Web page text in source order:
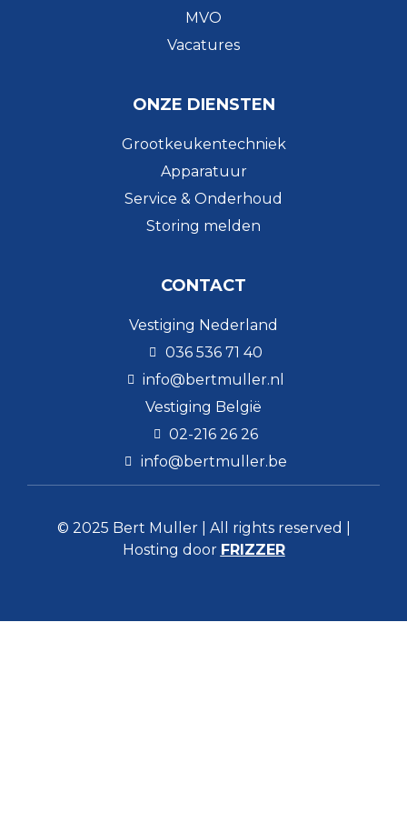
MVO
Vacatures
ONZE DIENSTEN
Grootkeukentechniek
Apparatuur
Service & Onderhoud
Storing melden
CONTACT
Vestiging Nederland
036 536 71 40
info@bertmuller.nl
Vestiging België
02-216 26 26
info@bertmuller.be
© 2025 Bert Muller | All rights reserved |
Hosting door FRIZZER